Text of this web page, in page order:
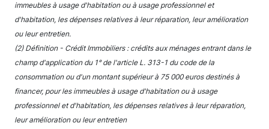
immeubles à usage d'habitation ou à usage professionnel et
d'habitation, les dépenses relatives à leur réparation, leur amélioration
ou leur entretien.
(2) Définition - Crédit Immobiliers : crédits aux ménages entrant dans le
champ d'application du 1° de l'article L. 313-1 du code de la
consommation ou d'un montant supérieur à 75 000 euros destinés à
financer, pour les immeubles à usage d'habitation ou à usage
professionnel et d'habitation, les dépenses relatives à leur réparation,
leur amélioration ou leur entretien